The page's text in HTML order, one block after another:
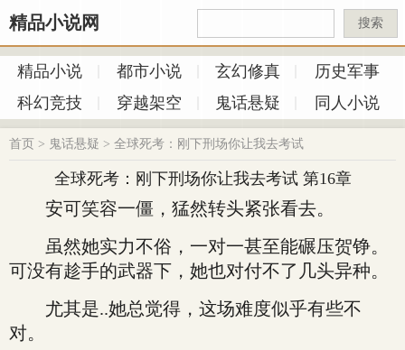
精品小说网 搜索
精品小说 都市小说 玄幻修真
历史军事
科幻竞技
穿越架空 鬼话悬疑 同人小说
首页 > 鬼话悬疑 > 全球死考：刚下刑场你让我去考试
全球死考：刚下刑场你让我去考试 第16章
安可笑容一僵，猛然转头紧张看去。
虽然她实力不俗，一对一甚至能碾压贺铮。
可没有趁手的武器下，她也对付不了几头异种。
尤其是..她总觉得，这场难度似乎有些不
对。